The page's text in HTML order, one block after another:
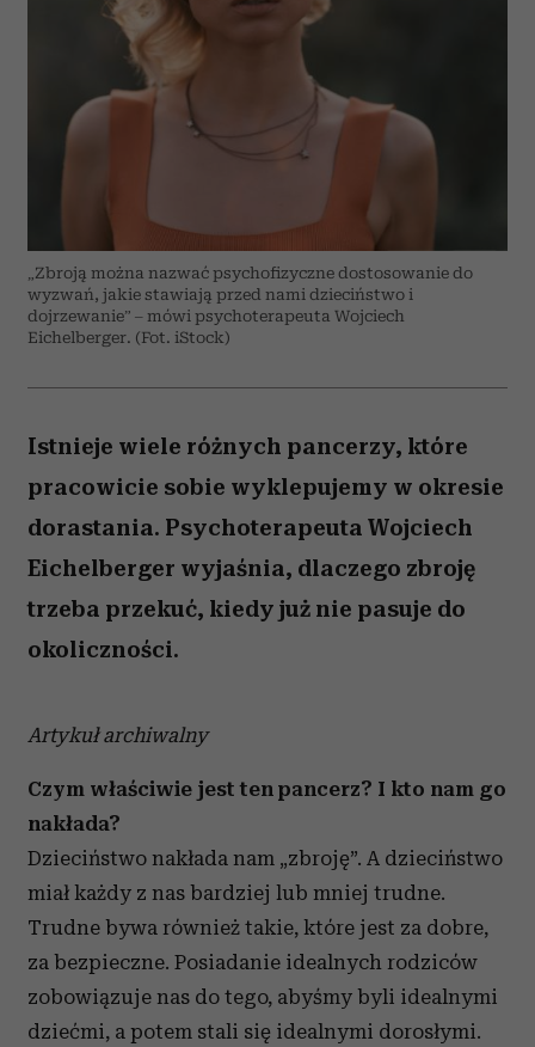
„Zbroją można nazwać psychofizyczne dostosowanie do
wyzwań, jakie stawiają przed nami dzieciństwo i
dojrzewanie” – mówi psychoterapeuta Wojciech
Eichelberger. (Fot. iStock)
Istnieje wiele różnych pancerzy, które
pracowicie sobie wyklepujemy w okresie
dorastania. Psychoterapeuta Wojciech
Eichelberger wyjaśnia, dlaczego zbroję
trzeba przekuć, kiedy już nie pasuje do
okoliczności.
Artykuł archiwalny
Czym właściwie jest ten pancerz? I kto nam go
nakłada?
Dzieciństwo nakłada nam „zbroję”. A dzieciństwo
miał każdy z nas bardziej lub mniej trudne.
Trudne bywa również takie, które jest za dobre,
za bezpieczne. Posiadanie idealnych rodziców
zobowiązuje nas do tego, abyśmy byli idealnymi
dziećmi, a potem stali się idealnymi dorosłymi.